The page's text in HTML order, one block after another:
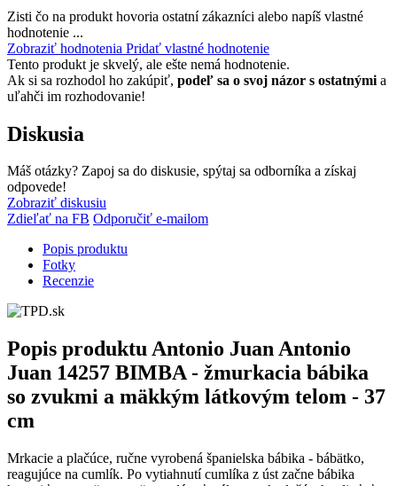
Zisti čo na produkt hovoria ostatní zákazníci alebo napíš vlastné
hodnotenie ...
Zobraziť hodnotenia Pridať vlastné hodnotenie
Tento produkt je skvelý, ale ešte nemá hodnotenie.
Ak si sa rozhodol ho zakúpiť, podeľ sa o svoj názor s ostatnými a
uľahči im rozhodovanie!
Diskusia
Máš otázky? Zapoj sa do diskusie, spýtaj sa odborníka a získaj
odpovede!
Zobraziť diskusiu
Zdieľať na FB Odporučiť e-mailom
Popis produktu
Fotky
Recenzie
Popis produktuAntonio Juan Antonio
Juan 14257 BIMBA - žmurkacia bábika
so zvukmi a mäkkým látkovým telom - 37
cm
Mrkacie a plačúce, ručne vyrobená španielska bábika - bábätko,
reagujúce na cumlík. Po vytiahnutí cumlíka z úst začne bábika